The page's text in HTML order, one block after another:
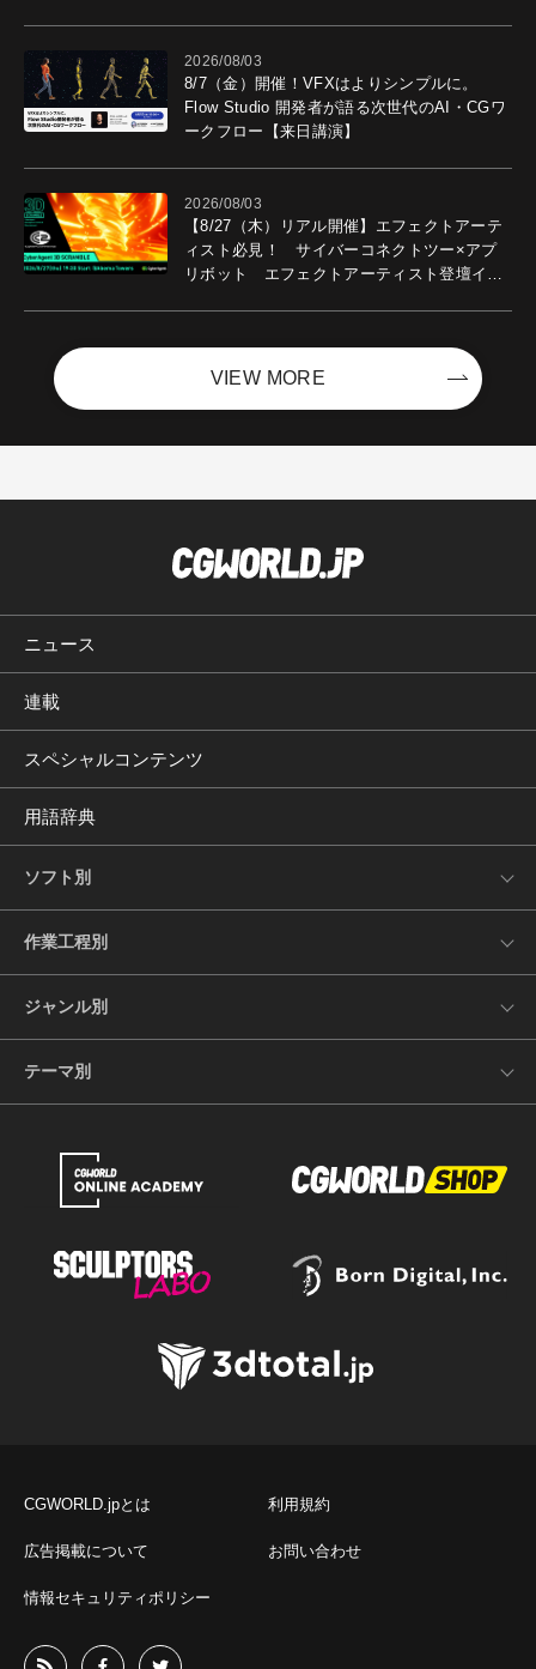
2026/08/03
8/7（金）開催！VFXはよりシンプルに。
Flow Studio 開発者が語る次世代のAI・CGワ
ークフロー【来日講演】
2026/08/03
【8/27（木）リアル開催】エフェクトアーテ
ィスト必見！ サイバーコネクトツー×アプ
リボット エフェクトアーティスト登壇イベ
VIEW MORE
ニュース
連載
スペシャルコンテンツ
用語辞典
ソフト別
作業工程別
ジャンル別
テーマ別
CGWORLD.jpとは 利用規約
広告掲載について お問い合わせ
情報セキュリティポリシー